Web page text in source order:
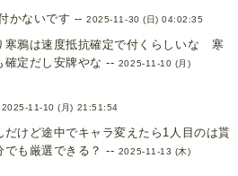
かないです --2025-11-30 (日) 04:02:35
寒鴉は速度抵抗確定で付くらしいな 寒
確定だし安牌やな -- 2025-11-10 (月)
2025-11-10 (月) 21:51:54
だけど途中でキャラ変えたら1人目のは貰
でも厳選できる？ -- 2025-11-13 (木)